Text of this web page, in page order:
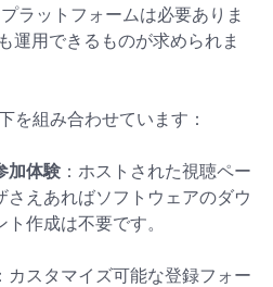
ラットフォームは必要ありま
運用できるものが求められま
を組み合わせています：
加体験 ：ホストされた視聴ペー
さえあればソフトウェアのダウ
作成は不要です。
カスタマイズ可能な登録フォー